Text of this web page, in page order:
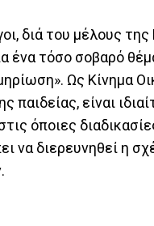
διά του μέλους
ένα τόσο σοβαρό
Ως Κίνημα
είναι
όποιες
να διερευνηθεί η